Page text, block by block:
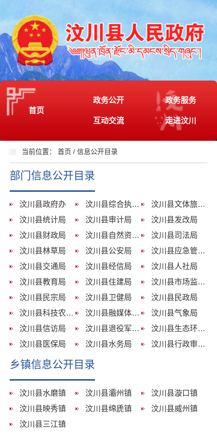
首页
政务公开 政务服务
互动交流 走进汶川
当前位置： 首页 / 信息公开目录
部门信息公开目录
汶川县政府办 汶川县综合执法局
汶川县文体旅游局
汶川县统计局
汶川县审计局
汶川县发改局
汶川县财政局
汶川县自然资源局
汶川县司法局
汶川县林草局
汶川县公安局
汶川县应急管理局
汶川县交通局
汶川县经信局
汶川县人社局
汶川县教育局
汶川县住建局
汶川县市场监管局
汶川县民宗局
汶川县卫健局
汶川县民政局
汶川县科技农牧局
汶川县融媒体中心
汶川县气象局
汶川县信访局
汶川县退役军人局
汶川县生态环境局
汶川县医保局
汶川县水务局 汶川县行政审批和政务服务管理局
乡镇信息公开目录
汶川县水磨镇 汶川县灞州镇
汶川县漩口镇
汶川县映秀镇
汶川县绵虒镇
汶川县威州镇
汶川县三江镇